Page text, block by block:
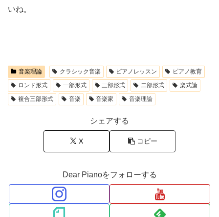
いね。
音楽理論 クラシック音楽 ピアノレッスン
ピアノ教育
ロンド形式
一部形式 三部形式 二部形式
楽式論
複合三部形式
音楽 音楽家 音楽理論
シェアする
X コピー
Dear Pianoをフォローする